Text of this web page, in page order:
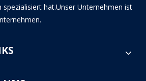
spezialisiert hat.Unser Unternehmen ist